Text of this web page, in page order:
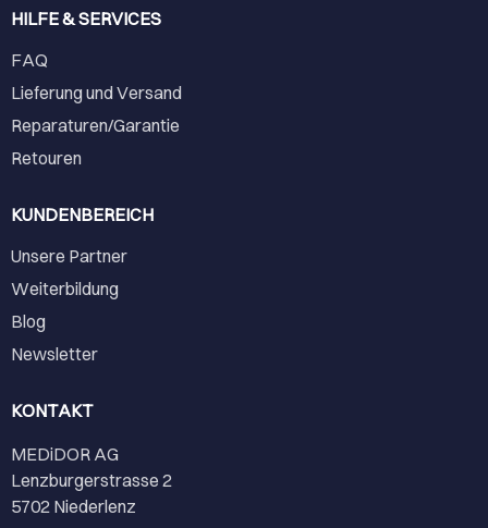
HILFE & SERVICES
FAQ
Lieferung und Versand
Reparaturen/Garantie
Retouren
KUNDENBEREICH
Unsere Partner
Weiterbildung
Blog
Newsletter
KONTAKT
MEDiDOR AG
Lenzburgerstrasse 2
5702 Niederlenz